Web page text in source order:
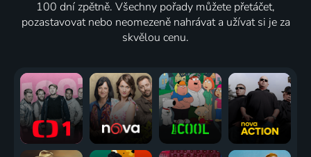
100 dní zpětně. Všechny pořady můžete přetáčet,
pozastavovat nebo neomezeně nahrávat a užívat si je za
skvělou cenu.